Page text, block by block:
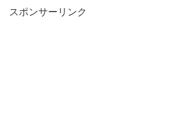
スポンサーリンク